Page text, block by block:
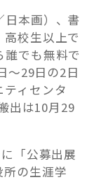
日本画）、書
校生以上で
でも無料で
～29日の2日
ィセンタ
出は10月29
「公募出展
の生涯学